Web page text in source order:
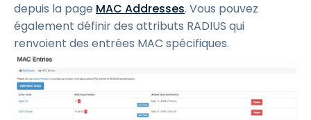
depuis la page MAC Addresses. Vous pouvez
également définir des attributs RADIUS qui
renvoient des entrées MAC spécifiques.